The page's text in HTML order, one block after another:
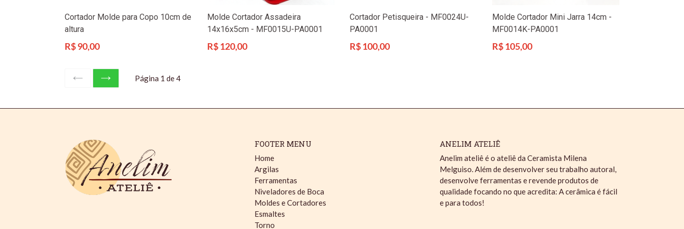
Cortador Molde para Copo 10cm de
altura
Preço
R$ 90,00
Molde Cortador Assadeira
14x16x5cm - MF0015U-PA0001
Preço
R$ 120,00
Cortador Petisqueira - MF0024U-
PA0001
Preço
R$ 100,00
Molde Cortador Mini Jarra 14cm -
MF0014K-PA0001
Preço
R$ 105,00
ANTERIORSEGUINTE
Página 1 de 4
FOOTER MENU
Home
Argilas
Ferramentas
Niveladores de Boca
Moldes e Cortadores
Esmaltes
Torno
ANELIM ATELIÊ
Anelim ateliê é o ateliê da Ceramista Milena
Melguiso. Além de desenvolver seu trabalho autoral,
desenvolve ferramentas e revende produtos de
qualidade focando no que acredita: A cerâmica é fácil
e para todos!